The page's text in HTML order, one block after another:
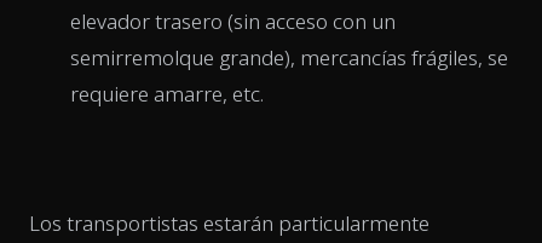
elevador trasero (sin acceso con un
semirremolque grande), mercancías frágiles, se
requiere amarre, etc.
Los transportistas estarán particularmente